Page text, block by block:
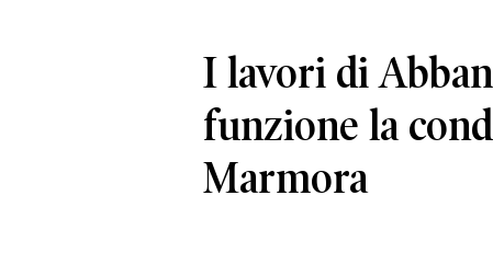
I lavori di
funzione la
Marmora